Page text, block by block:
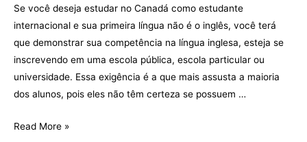
Se você deseja estudar no Canadá como estudante
internacional e sua primeira língua não é o inglês, você terá
que demonstrar sua competência na língua inglesa, esteja se
inscrevendo em uma escola pública, escola particular ou
universidade. Essa exigência é a que mais assusta a maioria
dos alunos, pois eles não têm certeza se possuem …
4
Read More »